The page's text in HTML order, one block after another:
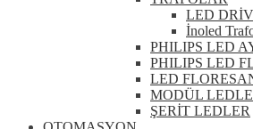
LED
İnoled
PHILIPS LED
PHILIPS LED
LED
MODÜL
ŞERİT LEDLER